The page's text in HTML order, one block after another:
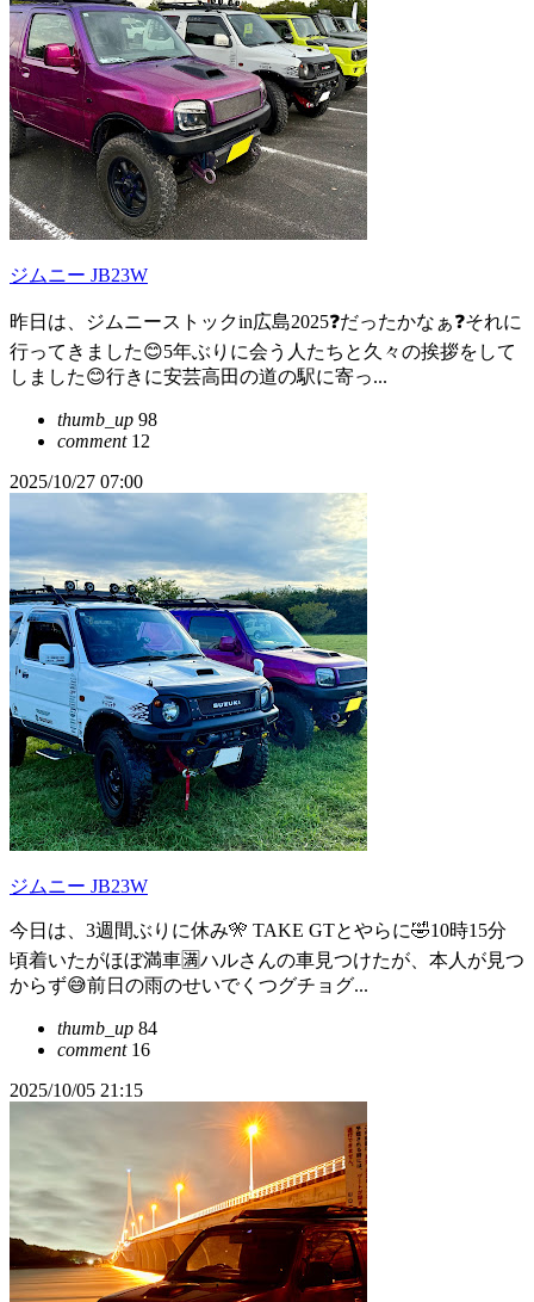
ジムニー JB23W
昨日は、ジムニーストックin広島2025❓だったかなぁ❓それに
行ってきました😊5年ぶりに会う人たちと久々の挨拶をして
しました😊行きに安芸高田の道の駅に寄っ...
thumb_up 98
comment12
2025/10/27 07:00
ジムニー JB23W
今日は、3週間ぶりに休み🎌 TAKE GTとやらに🤣10時15分
頃着いたがほぼ満車🈵ハルさんの車見つけたが、本人が見つ
からず😅前日の雨のせいでくつグチョグ...
thumb_up 84
comment16
2025/10/05 21:15